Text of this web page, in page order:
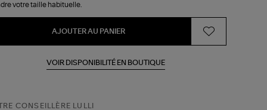
votre taille habituelle.
AJOUTER AU PANIER
VOIR DISPONIBILITÉ EN BOUTIQUE
CONSEILLÈRE LULLI